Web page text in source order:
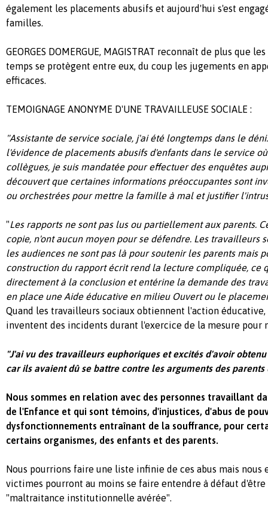
également les placements abusifs et aujourd'hui s'est
familles.
GEORGES DOMERGUE, MAGISTRAT reconnaît de plus que
temps se protègent entre eux, du coup les jugements en
efficaces.
TEMOIGNAGE ANONYME D'UNE TRAVAILLEUSE SOCIALE :
"Assistante de service sociale, j'ai été longtemps dans le
l'évidence de placements abusifs d'enfants dans le service
collègues, je suis mandatée pour effectuer des enquêtes
découvert que certaines informations préoccupantes sont
ou orchestrées pour mettre la famille à mal et justifier
"Les rapports ne sont pas lus ou partiellement aux parents.
copie, n'ont aucun moyen pour se défendre. Les travailleurs
les audiences ne sont pas là pour soutenir les parents mais
construction du rapport écrit rend la lecture compliquée, ce
directement à la conclusion et entérine la demande des
en place une Aide éducative en milieu Ouvert ou le
Quand les travailleurs sociaux obtiennent l'action
inventent des incidents durant l'exercice de la mesure pour
"J'ai vu des travailleurs euphoriques et excités d'avoir
car ils avaient dû se battre contre les arguments des parents
Nous sommes en relation avec des personnes travaillant
de l'Enfance et qui sont témoins, d'injustices, d'abus de
dysfonctionnements entraînant de la souffrance, pour
certains organismes, des enfants et des parents.
Nous pourrions faire une liste infinie de ces abus mais nous
victimes pourront au moins se faire entendre à défaut d'être
"maltraitance institutionnelle avérée".